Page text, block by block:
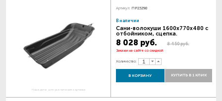
Наведите для увеличения картинки
Артикул: ПР23298
В наличии
Сани-волокуши 1600х770х480 с
отбойником, сцепка.
8 028 руб. 8 450 руб.
Закажи на сайте со скидкой
Количество:
В КОРЗИНУ КУПИТЬ В 1 КЛИК